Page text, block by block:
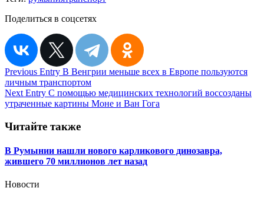
Поделиться в соцсетях
Навигация
по
записям
Previous Entry В Венгрии меньше всех в Европе пользуются
личным транспортом
Next Entry С помощью медицинских технологий воссозданы
утраченные картины Моне и Ван Гога
Читайте также
В Румынии нашли нового карликового динозавра,
жившего 70 миллионов лет назад
Новости